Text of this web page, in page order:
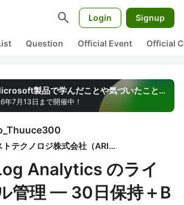
search Login Signup
Question Official Event Official
.NETやAzure・Microsoft製品で学んだことや気づいたことを共有しよう
年7月13日まで開催中！
ＡＲアドバンストテクノロジ株式会社（ARI）
Analytics のライ
管理 — 30日保持＋B